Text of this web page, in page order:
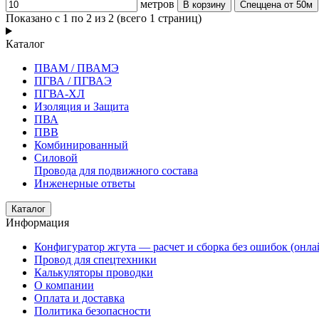
метров В корзину Спеццена от 50м
Показано с 1 по 2 из 2 (всего 1 страниц)
Каталог
ПВАМ / ПВАМЭ
ПГВА / ПГВАЭ
ПГВА-ХЛ
Изоляция и Защита
ПВА
ПВВ
Комбинированный
Силовой
Провода для подвижного состава
Инженерные ответы
Каталог
Информация
Конфигуратор жгута — расчет и сборка без ошибок
Провод для спецтехники
Калькуляторы проводки
О компании
Оплата и доставка
Политика безопасности